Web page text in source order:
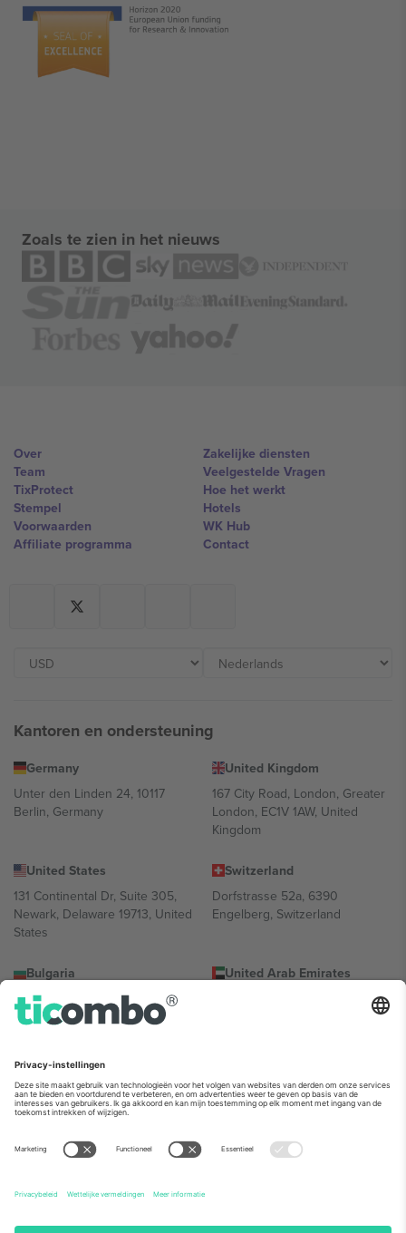
Zoals te zien in het nieuws
Over
Team
TixProtect
Stempel
Voorwaarden
Affiliate programma
Zakelijke diensten
Veelgestelde Vragen
Hoe het werkt
Hotels
WK Hub
Contact
Kantoren en ondersteuning
Germany
Unter den Linden 24, 10117
Berlin, Germany
United Kingdom
167 City Road, London, Greater
London, EC1V 1AW, United
Kingdom
United States
131 Continental Dr, Suite 305,
Newark, Delaware 19713, United
States
Switzerland
Dorfstrasse 52a, 6390
Engelberg, Switzerland
Bulgaria
Regus Sofia City West, bul
Totleben 53-55, 1606 Sofia,
United Arab Emirates
UAE Dubai Silicon Oasis, DDP
Building A1, Office 302, Dubai,
Mexico
Av Chapultepec 360, Roma
Norte, Cuauhtémoc, 06700
Ciudad de México, CDMX,
Mexico
De juridische entiteit van de aanbieder van het platform kan
domein. Kijk voor meer informatie op de specifieke pagina van het